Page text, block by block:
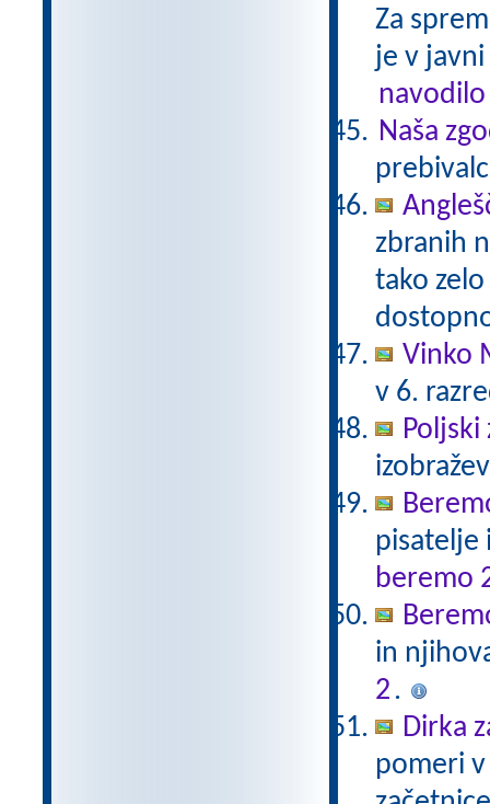
Za
je v
navodilo
Naša
zbranih
tako
Vinko
v 6.
Poljski
pisatelje
beremo
in
2.
Dirka
pomeri